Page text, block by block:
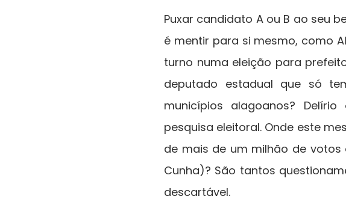
Puxar candidato A ou B ao seu
é mentir para si mesmo, como
turno numa eleição para
deputado estadual que só
municípios alagoanos?
pesquisa eleitoral. Onde este
de mais de um milhão de
Cunha)? São tantos
descartável.